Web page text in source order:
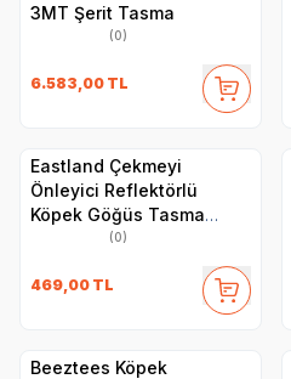
3MT Şerit Tasma
(0)
6.583,00 TL
Eastland Çekmeyi
Önleyici Reflektörlü
Köpek Göğüs Tasma
2,5x60-75 Cm
(0)
469,00 TL
Beeztees Köpek